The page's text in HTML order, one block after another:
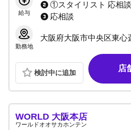
給与
①スタイリスト 応相談 ②ホールスタッフ(ボーイ：内勤) 日給10,000円～ ③DJ・ダンサー 応相談 ③店舗運営スタッフ 1:日給10,000円～＋能力給 2:月給10
応相談
勤務地
検討中に追加 店
WORLD 大阪本店
ワールドオオサカホンテン